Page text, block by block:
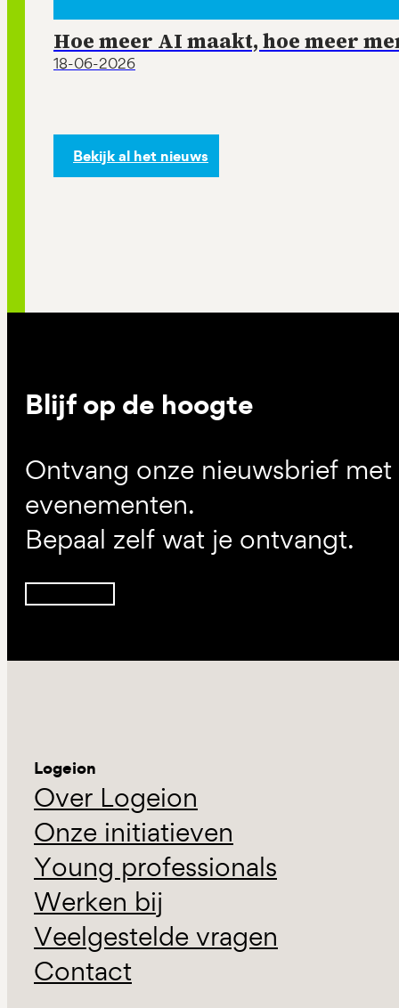
Hoe meer AI maakt, hoe meer
18-06-2026
Bekijk al het nieuws
Blijf op de hoogte
Ontvang onze nieuwsbrief
evenementen.
Bepaal zelf wat je ontvangt.
Logeion
Over Logeion
Onze initiatieven
Young professionals
Werken bij
Veelgestelde vragen
Contact